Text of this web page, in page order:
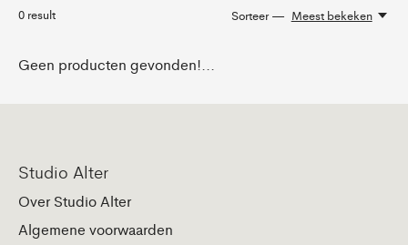
0 result Sorteer — Meest bekeken
Geen producten gevonden!...
Studio Alter
Over Studio Alter
Algemene voorwaarden